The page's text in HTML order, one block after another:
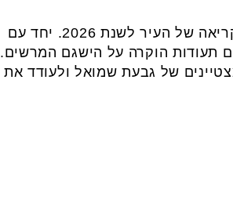
, את שיאני הקריאה של העיר לשנת 2026. יחד עם
תעודות הוקרה על הישגם המרשים.
של גבעת שמואל ולעודד את